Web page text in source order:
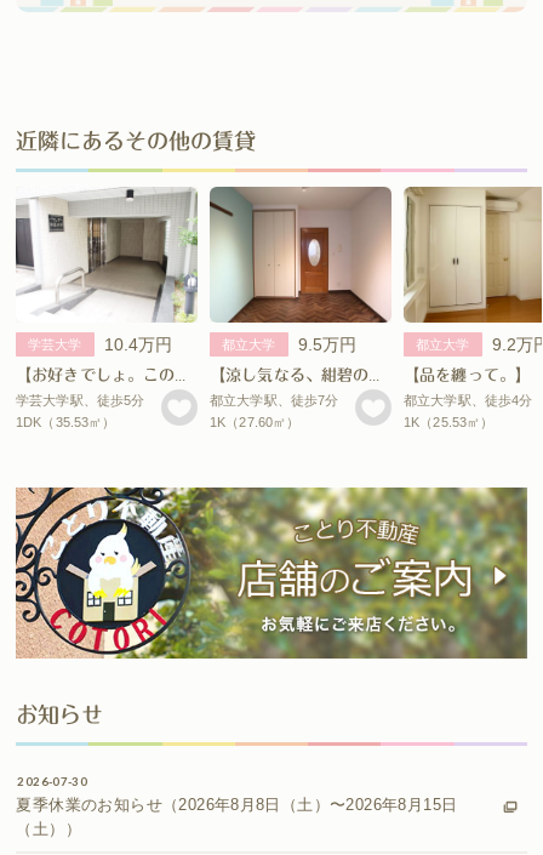
近隣にあるその他の賃貸
学芸大学 10.4万円
【お好きでしょ。この街と上向く私と。】
学芸大学駅、徒歩5分
1DK（35.53㎡）
都立大学 9.5万円
【涼し気なる、紺碧の魅惑。】
都立大学駅、徒歩7分
1K（27.60㎡）
都立大学 9.2万
都立大学駅、徒歩4分
1K（25.53㎡）
お知らせ
2026-07-30
夏季休業のお知らせ（2026年8月8日（土）〜2026年8月15日
（土））